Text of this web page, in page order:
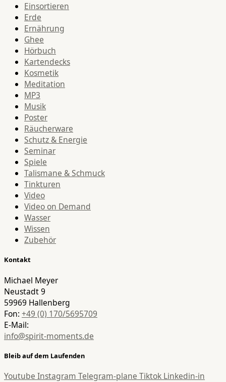
Einsortieren
Erde
Ernährung
Ghee
Hörbuch
Kartendecks
Kosmetik
Meditation
MP3
Musik
Poster
Räucherware
Schutz & Energie
Seminar
Spiele
Talismane & Schmuck
Tinkturen
Video
Video on Demand
Wasser
Wissen
Zubehör
Kontakt
Michael Meyer
Neustadt 9
59969 Hallenberg
Fon: +49 (0) 170/5695709
E-Mail:
info@spirit-moments.de
Bleib auf dem Laufenden
Youtube Instagram Telegram-plane Tiktok Linkedin-in